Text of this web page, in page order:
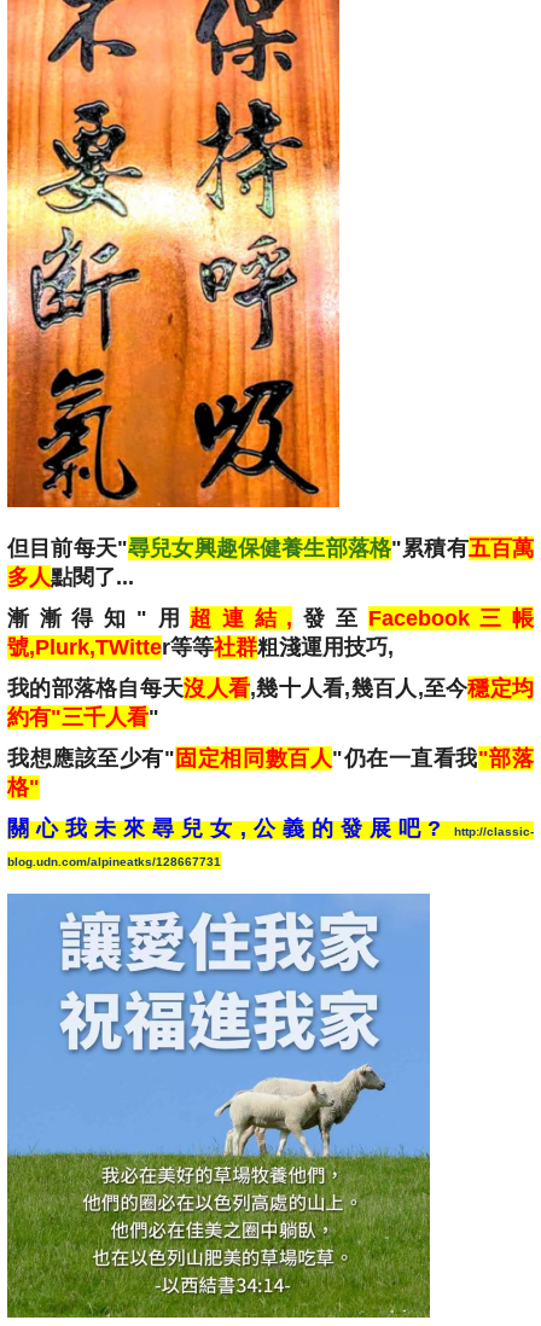
但目前每天"尋兒女興趣保健養生部落格"累積有五百萬
多人點閱了...
漸漸得知"用 超連結, 發至 Facebook三帳
號,Plurk,TWitter等等社群粗淺運用技巧,
我的部落格自每天沒人看,幾十人看,幾百人,至今穩定均
約有"三千人看"
我想應該至少有" 固定相同數百人"仍在一直看我"部落
格"
關心我未來尋兒女,公義的發展吧?http://classic-
blog.udn.com/alpineatks/128667731